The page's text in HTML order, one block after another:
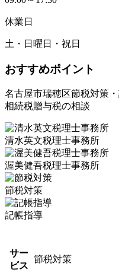
休業日
土・日曜日・祝日
おすすめポイント
名古屋市瑞穂区節税対策
相続税贈与税の相談
清水英文税理士事務所
渥美健吾税理士事務所
節税対策
記帳指導
サー
ビス
節税対策